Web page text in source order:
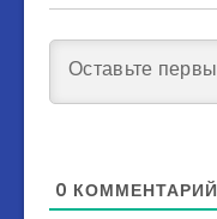
0 КОММЕНТАРИЙ